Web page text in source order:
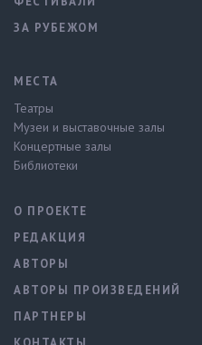
ЗА РУБЕЖОМ
МЕСТА
Театры
Музеи и выставочные залы
Концертные залы
Библиотеки
О ПРОЕКТЕ
РЕДАКЦИЯ
АВТОРЫ
АВТОРЫ ПРОИЗВЕДЕНИЙ
ПАРТНЕРЫ